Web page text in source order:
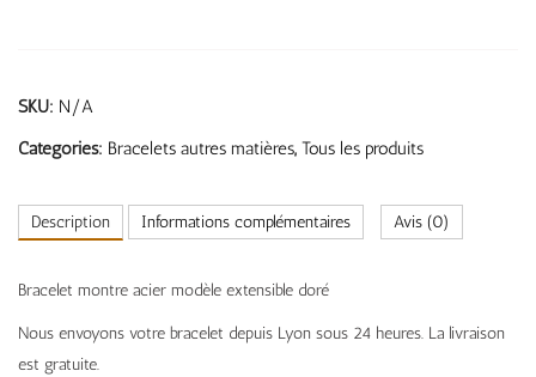
SKU: N/A
Categories: Bracelets autres matières, Tous les produits
Description Informations complémentaires Avis (0)
Bracelet montre acier modèle extensible doré
Nous envoyons votre bracelet depuis Lyon sous 24 heures. La livraison
est gratuite.